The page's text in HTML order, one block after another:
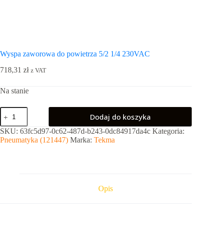
Wyspa zaworowa do powietrza 5/2 1/4 230VAC
718,31 zł z VAT
Na stanie
ilość
Wyspa
zaworowa
do
powietrza
Dodaj do koszyka
SKU: 63fc5d97-0c62-487d-b243-0dc84917da4c Kategoria:
Pneumatyka (121447) Marka: Tekma
Opis